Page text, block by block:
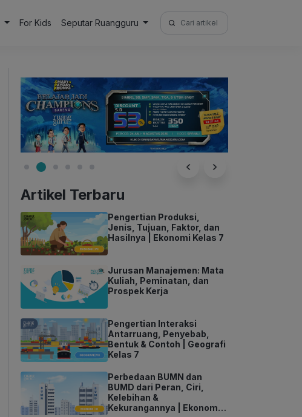
For Kids Seputar Ruangguru
Search
for:
Artikel Terbaru
Pengertian Produksi,
Jenis, Tujuan, Faktor, dan
Hasilnya | Ekonomi Kelas 7
Jurusan Manajemen: Mata
Kuliah, Peminatan, dan
Prospek Kerja
Pengertian Interaksi
Antarruang, Penyebab,
Bentuk & Contoh | Geografi
Kelas 7
Perbedaan BUMN dan
BUMD dari Peran, Ciri,
Kelebihan &
Kekurangannya | Ekonomi